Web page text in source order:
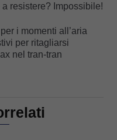
resistere? Impossibile!
i momenti all’aria
per ritagliarsi
nel tran-tran